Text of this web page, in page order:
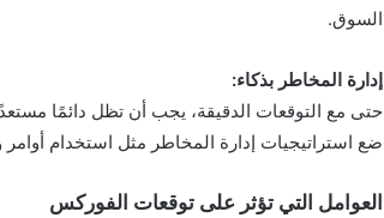
السوق.
إدارة المخاطر بذكاء:
حتى مع التوقعات الدقيقة، يجب أن تظل دائمًا
ضع استراتيجيات إدارة المخاطر مثل استخدام
العوامل التي تؤثر على توقعات الفوركس